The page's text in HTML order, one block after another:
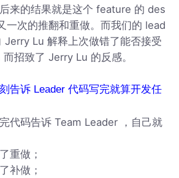
来的结果就是这个 feature 的 des
一次的推翻和重做。而我们的 lead
Jerry Lu 解释上次做错了能否接受
招致了 Jerry Lu 的反感。
告诉 Leader 代码写完就算开发任
代码告诉 Team Leader ，自己就
重做；
补做；